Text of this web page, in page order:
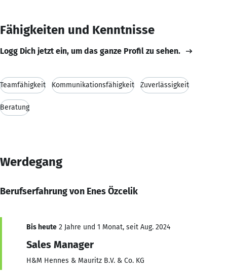
Fähigkeiten und Kenntnisse
Logg Dich jetzt ein, um das ganze Profil zu sehen.
Teamfähigkeit Kommunikationsfähigkeit Zuverlässigkeit
Beratung
Werdegang
Berufserfahrung von Enes Özcelik
Bis heute 2 Jahre und 1 Monat, seit Aug. 2024
Sales Manager
H&M Hennes & Mauritz B.V. & Co. KG